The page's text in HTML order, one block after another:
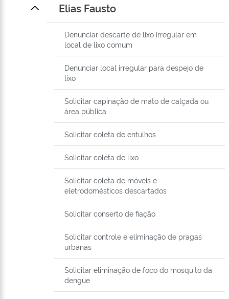
Elias Fausto
Denunciar descarte de lixo irregular em
local de lixo comum
Denunciar local irregular para despejo de
lixo
Solicitar capinação de mato de calçada ou
área pública
Solicitar coleta de entulhos
Solicitar coleta de lixo
Solicitar coleta de móveis e
eletrodomésticos descartados
Solicitar conserto de fiação
Solicitar controle e eliminação de pragas
urbanas
Solicitar eliminação de foco do mosquito da
dengue